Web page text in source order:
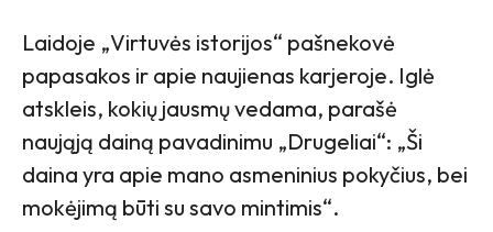
Laidoje „Virtuvės istorijos“ pašnekovė
papasakos ir apie naujienas karjeroje. Iglė
atskleis, kokių jausmų vedama, parašė
naująją dainą pavadinimu „Drugeliai“: „Ši
daina yra apie mano asmeninius pokyčius, bei
mokėjimą būti su savo mintimis“.